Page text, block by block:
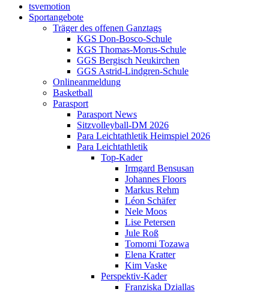
tsvemotion
Sportangebote
Träger des offenen Ganztags
KGS Don-Bosco-Schule
KGS Thomas-Morus-Schule
GGS Bergisch Neukirchen
GGS Astrid-Lindgren-Schule
Onlineanmeldung
Basketball
Parasport
Parasport News
Sitzvolleyball-DM 2026
Para Leichtathletik Heimspiel 2026
Para Leichtathletik
Top-Kader
Irmgard Bensusan
Johannes Floors
Markus Rehm
Léon Schäfer
Nele Moos
Lise Petersen
Jule Roß
Tomomi Tozawa
Elena Kratter
Kim Vaske
Perspektiv-Kader
Franziska Dziallas